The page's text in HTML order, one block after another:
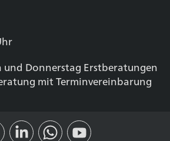
Donnerstag Erstberatungen
mit Terminvereinbarung